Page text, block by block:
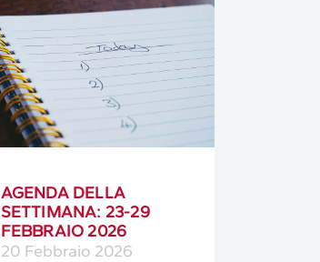
AGENDA DELLA
SETTIMANA: 23-29
FEBBRAIO 2026
20 Febbraio 2026